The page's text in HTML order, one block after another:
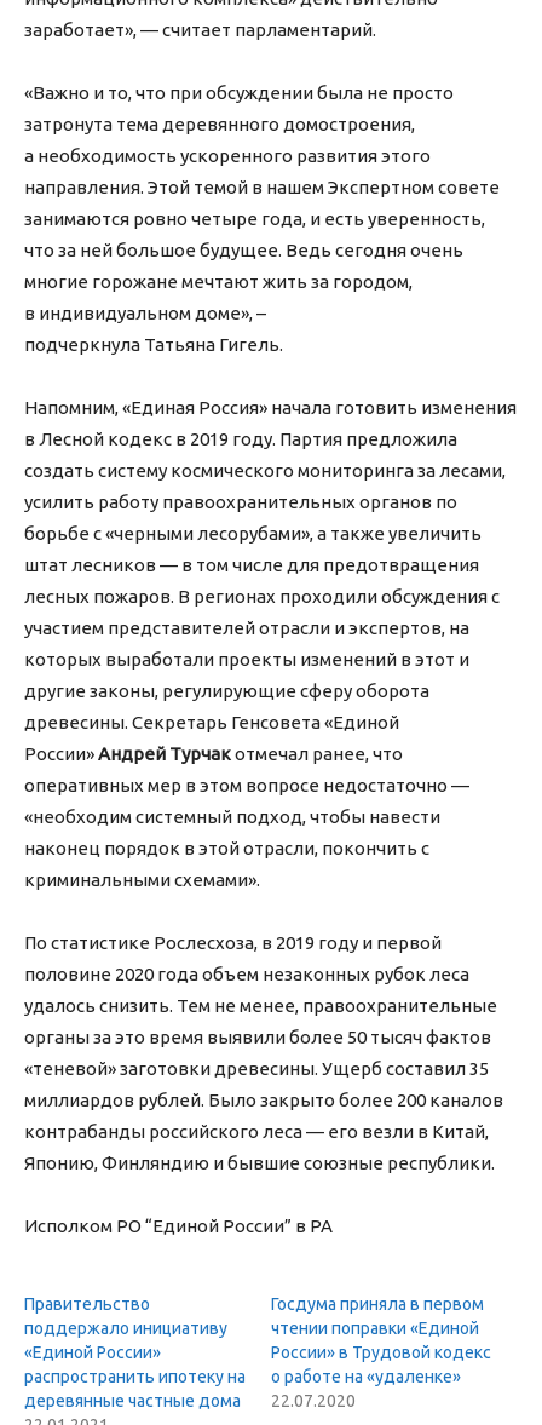
заработает», — считает парламентарий.
«Важно и то, что при обсуждении была не просто
затронута тема деревянного домостроения,
а необходимость ускоренного развития этого
направления. Этой темой в нашем Экспертном совете
занимаются ровно четыре года, и есть уверенность,
что за ней большое будущее. Ведь сегодня очень
многие горожане мечтают жить за городом,
в индивидуальном доме», –
подчеркнула Татьяна Гигель.
Напомним, «Единая Россия» начала готовить изменения
в Лесной кодекс в 2019 году. Партия предложила
создать систему космического мониторинга за лесами,
усилить работу правоохранительных органов по
борьбе с «черными лесорубами», а также увеличить
штат лесников — в том числе для предотвращения
лесных пожаров. В регионах проходили обсуждения с
участием представителей отрасли и экспертов, на
которых выработали проекты изменений в этот и
другие законы, регулирующие сферу оборота
древесины. Секретарь Генсовета «Единой
России»Андрей Турчакотмечал ранее, что
оперативных мер в этом вопросе недостаточно —
«необходим системный подход, чтобы навести
наконец порядок в этой отрасли, покончить с
криминальными схемами».
По статистике Рослесхоза, в 2019 году и первой
половине 2020 года объем незаконных рубок леса
удалось снизить. Тем не менее, правоохранительные
органы за это время выявили более 50 тысяч фактов
«теневой» заготовки древесины. Ущерб составил 35
миллиардов рублей. Было закрыто более 200 каналов
контрабанды российского леса — его везли в Китай,
Японию, Финляндию и бывшие союзные республики.
Исполком РО “Единой России” в РА
Правительство
поддержало инициативу
«Единой России»
распространить ипотеку на
деревянные частные дома
Госдума приняла в первом
чтении поправки «Единой
России» в Трудовой кодекс
о работе на «удаленке»
22.07.2020